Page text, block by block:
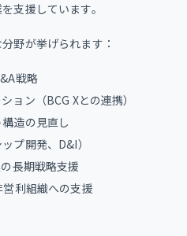
支援しています。
野が挙げられます：
戦略
ョン（BCG Xとの連携）
造の見直し
プ開発、D&I）
長期戦略支援
営利組織への支援